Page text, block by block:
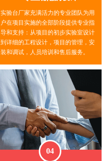
实验台厂家充满活力的专业团队为用
户在项目实施的全部阶段提供专业指
导和支持：从项目的初步实验室设计
到详细的工程设计，项目的管理，安
装和调试，人员培训和售后服务。
04